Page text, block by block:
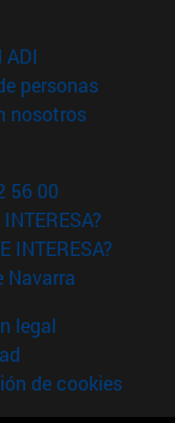
en nueva
personas(abre en
nosotros(abre en
56 00
INTERESA?
Navarra
legal
de cookies